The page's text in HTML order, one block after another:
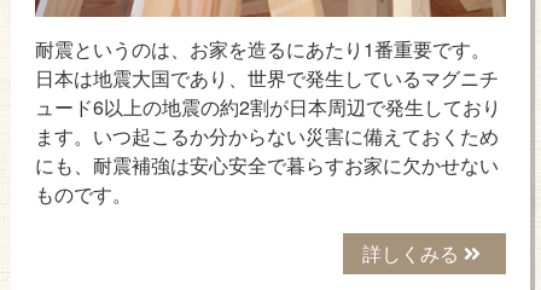
耐震というのは、お家を造るにあたり1番重要です。
日本は地震大国であり、世界で発生しているマグニチ
ュード6以上の地震の約2割が日本周辺で発生しており
ます。いつ起こるか分からない災害に備えておくため
にも、耐震補強は安心安全で暮らすお家に欠かせない
ものです。
詳しくみる